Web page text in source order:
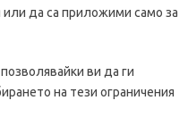
или да са приложими само за
ви да ги
на тези ограничения